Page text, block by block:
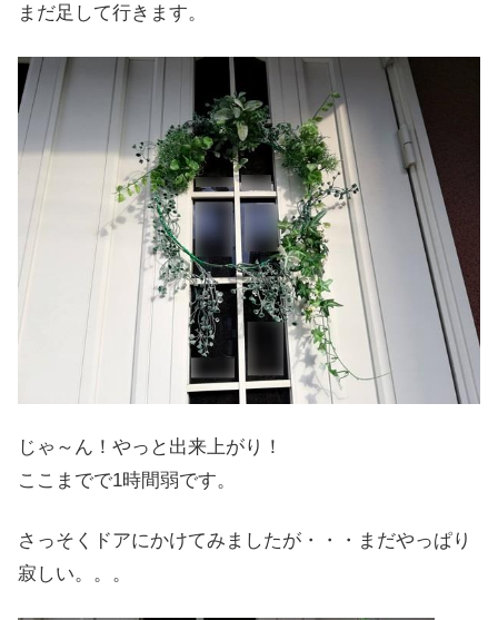
まだ足して行きます。
じゃ～ん！やっと出来上がり！
ここまでで1時間弱です。
さっそくドアにかけてみましたが・・・まだやっぱり
寂しい。。。